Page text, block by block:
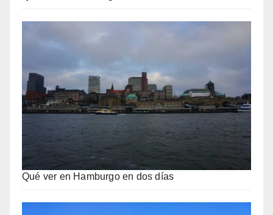
Qué ver en Hamburgo en dos días